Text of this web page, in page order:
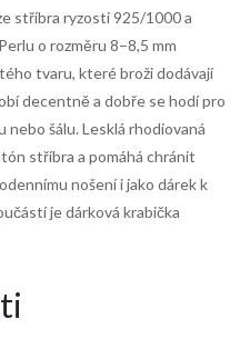
stříbra ryzosti 925/1000 a
o rozměru 8–8,5 mm
tvaru, které broži dodávají
decentně a dobře se hodí pro
nebo šálu. Lesklá rhodiovaná
stříbra a pomáhá chránit
nošení i jako dárek k
je dárková krabička